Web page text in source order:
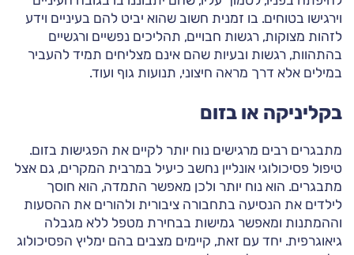
וירגישו בטוחים. בו זמנית חשוב שהוא יביט להם בעיניים וידע
לזהות מצוקות, רגשות חבויים, תהליכים נפשיים ורגשיים
בהתהוות, רגשות ובעיות שהם אינם מצליחים תמיד להעביר
במילים אלא דרך מראה חיצוני, תנועות גוף ועוד.
בקליניקה או בזום
מתבגרים רבים מרגישים נוח יותר לקיים את הפגישות בזום.
טיפול פסיכולוגי אונליין נחשב כיעיל במרבית המקרים, גם אצל
מתבגרים. הוא נוח יותר ולכן מאפשר התמדה, הוא חוסך
לילדים את הנסיעה בתחבורה ציבורית ולהורים את ההסעות
וההמתנות ומאפשר גמישות בבחירת מטפל ללא מגבלה
גיאוגרפית. יחד עם זאת, קיימים מצבים בהם ימליץ הפסיכולוג